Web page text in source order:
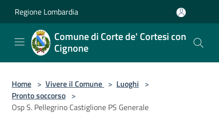
Regione Lombardia
Comune di Corte de' Cortesi con
Cignone
Home > Vivere il Comune > Luoghi >
Pronto soccorso >
Osp S. Pellegrino Castiglione PS Generale